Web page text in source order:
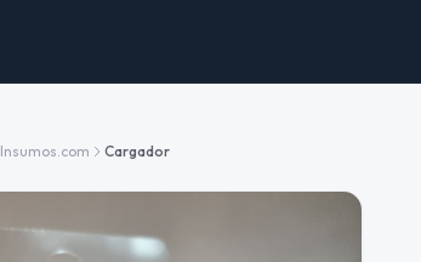
Insumos.com Cargador